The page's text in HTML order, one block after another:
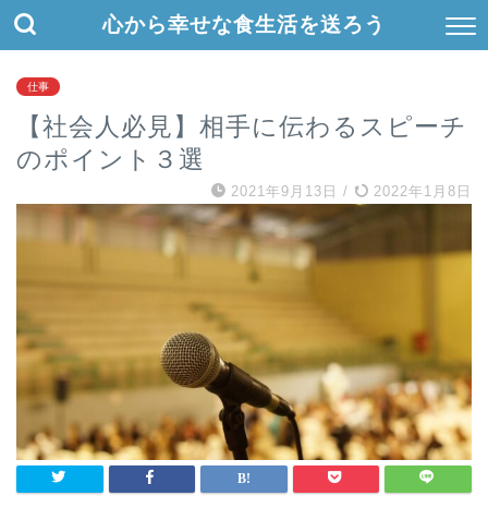
心から幸せな食生活を送ろう
仕事
【社会人必見】相手に伝わるスピーチ
のポイント３選
2021年9月13日 / 2022年1月8日